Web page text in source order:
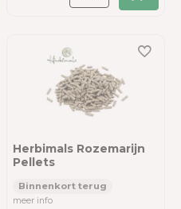
Herbimals Rozemarijn
Pellets
meer info